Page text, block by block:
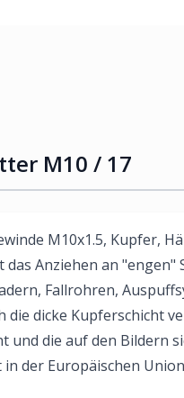
M10 / 17
M10x1.5, Kupfer,
Anziehen an "engen"
Fallrohren,
die dicke Kupferschicht
und die auf den Bildern
der Europäischen Union